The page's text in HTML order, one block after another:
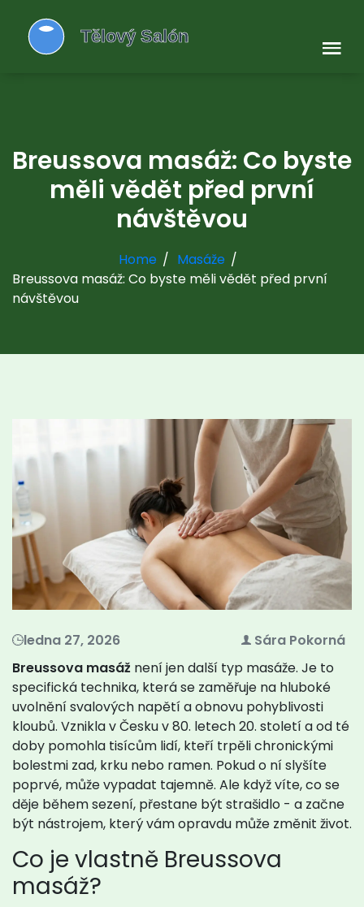
Breussova masáž: Co byste
měli vědět před první
návštěvou
Home
Masáže
Breussova masáž: Co byste měli vědět před první
návštěvou
ledna 27, 2026
Sára Pokorná
Breussova masáž není jen další typ masáže. Je to
specifická technika, která se zaměřuje na hluboké
uvolnění svalových napětí a obnovu pohyblivosti
kloubů. Vznikla v Česku v 80. letech 20. století a od té
doby pomohla tisícům lidí, kteří trpěli chronickými
bolestmi zad, krku nebo ramen. Pokud o ní slyšíte
poprvé, může vypadat tajemně. Ale když víte, co se
děje během sezení, přestane být strašidlo - a začne
být nástrojem, který vám opravdu může změnit život.
Co je vlastně Breussova
masáž?